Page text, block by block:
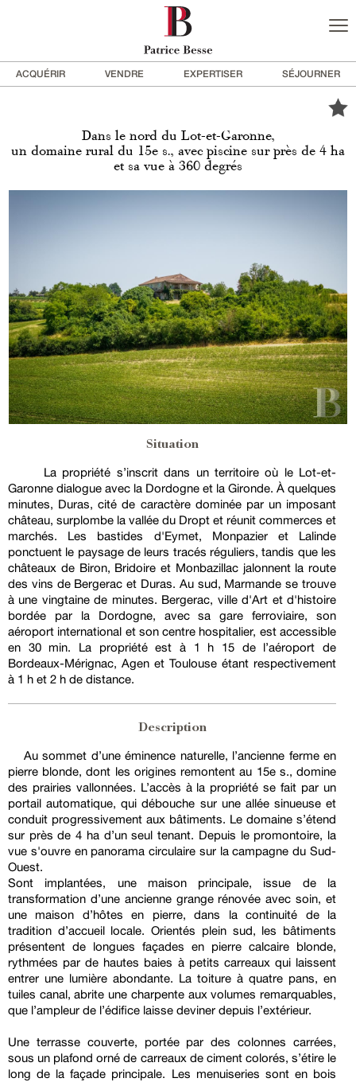
ACQUÉRIR VENDRE EXPERTISER SÉJOURNER
Dans le nord du Lot-et-Garonne,
un domaine rural du 15e s., avec piscine sur près de 4 ha
et sa vue à 360 degrés
Situation
La propriété s’inscrit dans un territoire où le Lot-et-
Garonne dialogue avec la Dordogne et la Gironde. À quelques
minutes, Duras, cité de caractère dominée par un imposant
château, surplombe la vallée du Dropt et réunit commerces et
marchés. Les bastides d'Eymet, Monpazier et Lalinde
ponctuent le paysage de leurs tracés réguliers, tandis que les
châteaux de Biron, Bridoire et Monbazillac jalonnent la route
des vins de Bergerac et Duras. Au sud, Marmande se trouve
à une vingtaine de minutes. Bergerac, ville d'Art et d'histoire
bordée par la Dordogne, avec sa gare ferroviaire, son
aéroport international et son centre hospitalier, est accessible
en 30 min. La propriété est à 1 h 15 de l’aéroport de
Bordeaux-Mérignac, Agen et Toulouse étant respectivement
à 1 h et 2 h de distance.
Description
Au sommet d’une éminence naturelle, l’ancienne ferme en
pierre blonde, dont les origines remontent au 15e s., domine
des prairies vallonnées. L’accès à la propriété se fait par un
portail automatique, qui débouche sur une allée sinueuse et
conduit progressivement aux bâtiments. Le domaine s’étend
sur près de 4 ha d’un seul tenant. Depuis le promontoire, la
vue s'ouvre en panorama circulaire sur la campagne du Sud-
Ouest.
Sont implantées, une maison principale, issue de la
transformation d’une ancienne grange rénovée avec soin, et
une maison d’hôtes en pierre, dans la continuité de la
tradition d’accueil locale. Orientés plein sud, les bâtiments
présentent de longues façades en pierre calcaire blonde,
rythmées par de hautes baies à petits carreaux qui laissent
entrer une lumière abondante. La toiture à quatre pans, en
tuiles canal, abrite une charpente aux volumes remarquables,
que l’ampleur de l’édifice laisse deviner depuis l’extérieur.
Une terrasse couverte, portée par des colonnes carrées,
sous un plafond orné de carreaux de ciment colorés, s’étire le
long de la façade principale. Les menuiseries sont en bois